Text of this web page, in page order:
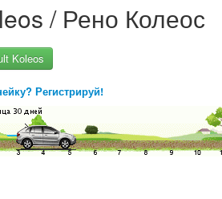
/ Рено Колеос
Koleos
Регистрируй!